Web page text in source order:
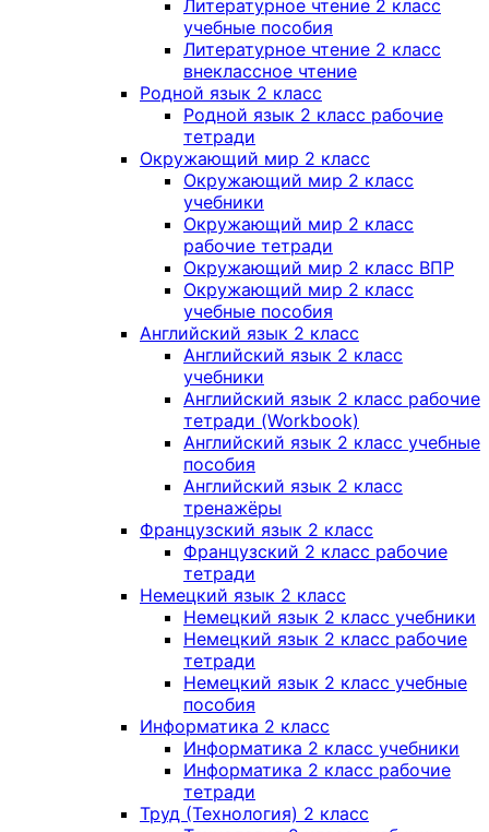
Литературное чтение 2 класс
учебные пособия
Литературное чтение 2 класс
внеклассное чтение
Родной язык 2 класс
Родной язык 2 класс рабочие
тетради
Окружающий мир 2 класс
Окружающий мир 2 класс
учебники
Окружающий мир 2 класс
рабочие тетради
Окружающий мир 2 класс ВПР
Окружающий мир 2 класс
учебные пособия
Английский язык 2 класс
Английский язык 2 класс
учебники
Английский язык 2 класс рабочие
тетради (Workbook)
Английский язык 2 класс учебные
пособия
Английский язык 2 класс
тренажёры
Французский язык 2 класс
Французский 2 класс рабочие
тетради
Немецкий язык 2 класс
Немецкий язык 2 класс учебники
Немецкий язык 2 класс рабочие
тетради
Немецкий язык 2 класс учебные
пособия
Информатика 2 класс
Информатика 2 класс учебники
Информатика 2 класс рабочие
тетради
Труд (Технология) 2 класс